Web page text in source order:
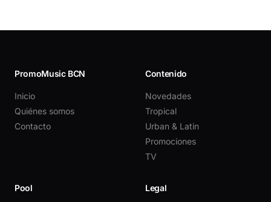
PromoMusic BCN
Inicio
Quiénes somos
Contacto
Contenido
Novedades
Tropical
Urban & Latin
Promociones
TV
Pool Legal